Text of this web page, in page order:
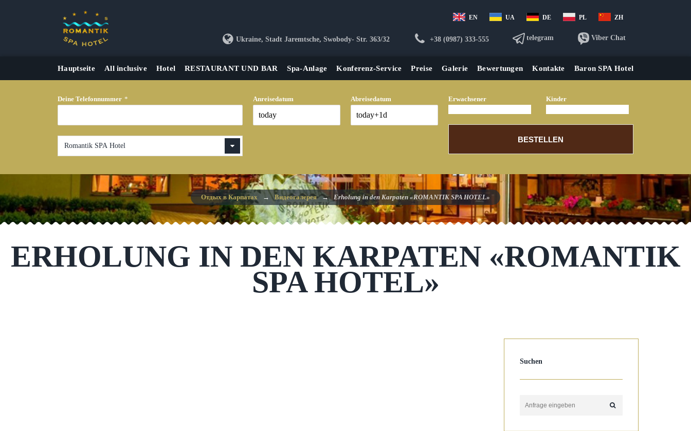
EN UA DE PL ZH
Ukraine, Stadt Jaremtsche, Swobody- Str. 363/32 +38 (0987) 333-555 telegram Viber Chat
Hauptseite All inclusive Hotel RESTAURANT UND BAR Spa-Anlage Konferenz-Service Preise Galerie Bewertungen Kontakte Baron SPA Hotel
Deine Telefonnummer *
Romantik SPA Hotel
Anreisedatum Abreisedatum Erwachsener Kinder
BESTELLEN
Отдых в Карпатах → Видеогалерея → Erholung in den Karpaten «ROMANTIK SPA HOTEL»
ERHOLUNG IN DEN KARPATEN «ROMANTIK
SPA HOTEL»
Suchen